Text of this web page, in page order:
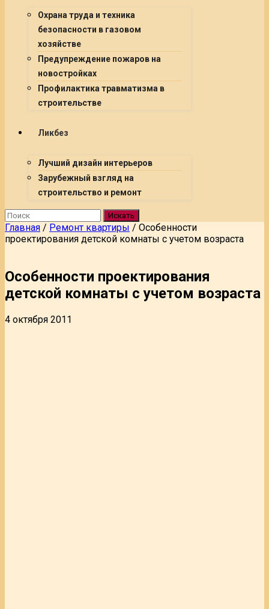
Охрана труда и техника
безопасности в газовом
хозяйстве
Предупреждение пожаров на
новостройках
Профилактика травматизма в
строительстве
Ликбез
Лучший дизайн интерьеров
Зарубежный взгляд на
строительство и ремонт
Искать
Главная / Ремонт квартиры / Особенности
проектирования детской комнаты с учетом возраста
Особенности проектирования
детской комнаты с учетом возраста
4 октября 2011